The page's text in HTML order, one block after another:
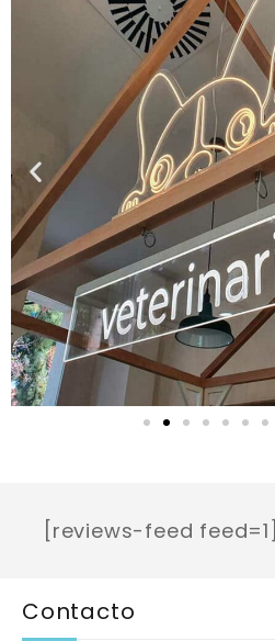
[reviews-feed feed=1]
Contacto